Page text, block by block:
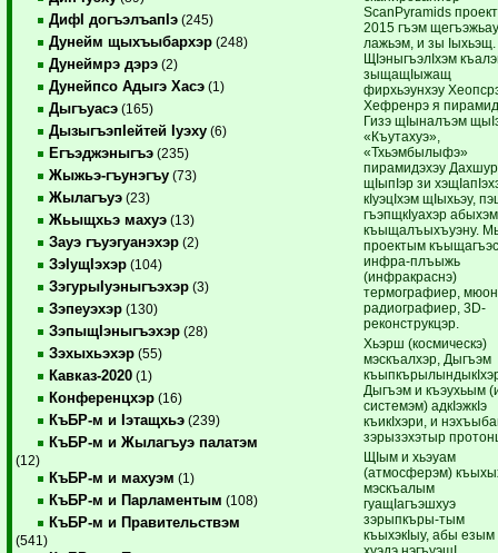
ДифI догъэлъапIэ (245)
Дунейм щыхъыбархэр (248)
Дунеймрэ дэрэ (2)
Дунейпсо Адыгэ Хасэ (1)
Дыгъуасэ (165)
ДызыгъэпIейтей Iуэху (6)
Егъэджэныгъэ (235)
Жыжьэ-гъунэгъу (73)
Жылагъуэ (23)
Жьыщхьэ махуэ (13)
Зауэ гъуэгуанэхэр (2)
ЗэIущIэхэр (104)
ЗэгурыIуэныгъэхэр (3)
Зэпеуэхэр (130)
ЗэпыщIэныгъэхэр (28)
Зэхыхьэхэр (55)
Кавказ-2020 (1)
Конференцхэр (16)
КъБР-м и Iэтащхьэ (239)
КъБР-м и Жылагъуэ палатэм
(12)
КъБР-м и махуэм (1)
КъБР-м и Парламентым (108)
КъБР-м и Правительствэм
(541)
ScanPyramids
2015 гъэм
лажьэм, и зы Iыхьэщ.
ЩIэныгъэлIхэм
зыщащIыжащ
фирхьэунхэу
Хефренрэ я
Гизэ щIыналъэм
«Къутахуэ»,
«Тхьэмбылыфэ»
пирамидэхэу Дахшур
щIыпIэр зи
кIуэцIхэм щIыхьэу,
гъэпщкIуахэр абыхэм
къыщалъыхъуэну.
проектым
инфра-плъыжь
(инфракраснэ)
термографиер,
радиографиер, 3D-
реконструкцэр.
Хьэрш (космическэ)
мэскъалхэр, Дыгъэм
Дыгъэм и къэухьым
системэм) адкIэжкIэ
къикIхэри, и
зэрызэхэтыр
ЩIым и хьэуам
(атмосферэм)
мэскъалым
гуащIагъэшхуэ
зэрыпкъры-тым
къыхэкIыу, абы езым